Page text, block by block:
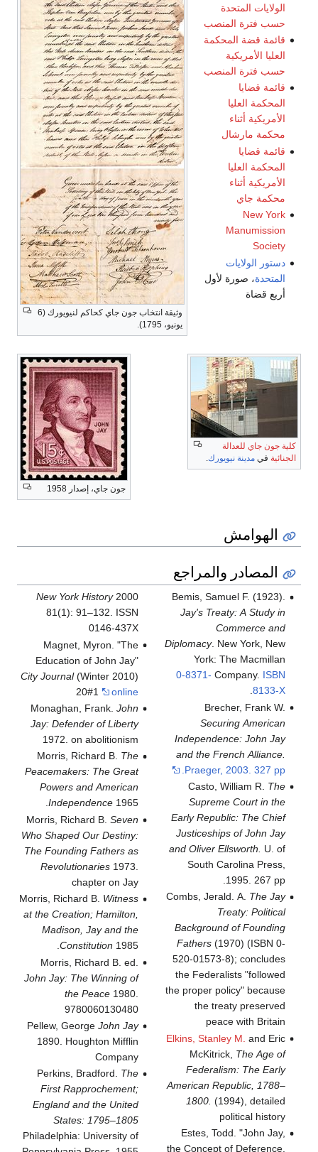
وثيقة انتخاب جون جاي كحاكم لنيويورك (6
يونيو، 1795).
كلية جون جاي للعدالة
الجنائية في مدينة نيويورك.
جون جاي، إصدار 1958
الولايات المتحدة
حسب فترة المنصب
قائمة قضة المحكمة
العليا الأمريكية
حسب فترة المنصب
قائمة قضايا
المحكمة العليا
الأمريكية أثناء
محكمة مارشال
قائمة قضايا
المحكمة العليا
الأمريكية أثناء
محكمة جاي
New York
Manumission
Society
دستور الولايات
المتحدة، صورة لأول
أربع قضاة
الهوامش
المصادر والمراجع
Bemis, Samuel F. (1923).
Jay's Treaty: A Study in
Commerce and
Diplomacy. New York, New
York: The Macmillan
Company. ISBN
0-8371-
8133-X
.
Brecher, Frank W.
Securing American
Independence: John Jay
and the French Alliance.
Praeger, 2003. 327 pp.
Casto, William R. The
Supreme Court in the
Early Republic: The Chief
Justiceships of John Jay
and Oliver Ellsworth.
U. of
South Carolina Press,
1995. 267 pp.
Combs, Jerald. A. The Jay
Treaty: Political
Background of Founding
Fathers(1970) (ISBN 0-
520-01573-8); concludes
the Federalists "followed
the proper policy" because
the treaty preserved
peace with Britain
Elkins, Stanley M. and Eric
McKitrick, The Age of
Federalism: The Early
American Republic, 1788–
1800. (1994), detailed
political history
Estes, Todd. "John Jay,
the Concept of Deference,
New York History2000
81(1): 91–132. ISSN
0146-437X
Magnet, Myron. "The
Education of John Jay"
City Journal(Winter 2010)
20#1
online
Monaghan, Frank. John
Jay: Defender of Liberty
1972. on abolitionism
Morris, Richard B. The
Peacemakers: The Great
Powers and American
Independence1965.
Morris, Richard B. Seven
Who Shaped Our Destiny:
The Founding Fathers as
Revolutionaries1973.
chapter on Jay
Morris, Richard B. Witness
at the Creation; Hamilton,
Madison, Jay and the
Constitution 1985.
Morris, Richard B. ed.
John Jay: The Winning of
the Peace1980.
9780060130480
Pellew, George John Jay
1890. Houghton Mifflin
Company
Perkins, Bradford. The
First Rapprochement;
England and the United
States: 1795–1805
Philadelphia: University of